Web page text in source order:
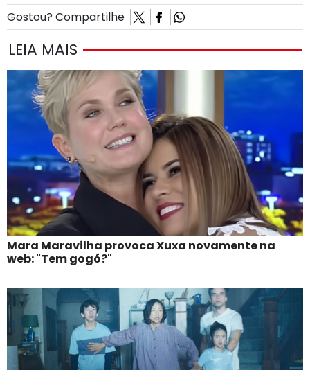
Gostou? Compartilhe
LEIA MAIS
Mara Maravilha provoca Xuxa novamente na
web: "Tem gogó?"